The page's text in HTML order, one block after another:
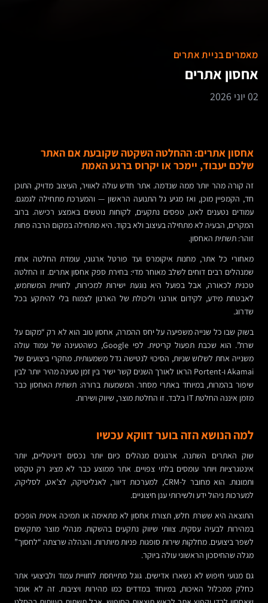
מאמרים בניית אתרים
אחסון אתרים
02 יוני 2026
אחסון אתרים: ההחלטה השקטה שקובעת אם האתר
שלכם יעבוד, יימכר או יקרוס ברגע האמת
זה קורה מהר יותר ממה שנדמה. אתר חדש עולה לאוויר, העיצוב מדויק, התוכן
חד, הקמפיין מוכן, ואז מגיע גל התנועה הראשון — והמערכת מתחילה לגמגם.
עמודים נטענים לאט, טפסים נתקעים, לקוחות נוטשים באמצע רכישה. ברוב
המקרים, הבעיה לא מתחילה בעיצוב ולא בקוד. היא מתחילה במקום הרבה פחות
זוהר: תשתית האחסון.
מאחורי כל אתר, מחנות איקומרס ועד פורטל ארגוני, עומדת החלטה אחת
שמנהלים רבים דוחים לשלב מאוחר מדי: בחירת ספק אחסון אתרים. זו החלטה
טכנית לכאורה, אבל בפועל היא נוגעת ישירות למכירות, לחוויית המשתמש,
לאבטחת מידע, לקידום אורגני וליכולת של הארגון לצמוח בלי להיתקע בכל
שדרוג.
בשוק שבו כל שנייה משפיעה על יחס ההמרה, אחסון טוב הוא לא רק “מקום על
שרת”. הוא שכבת תפעול קריטית. לפי Google, כשהטעינה של עמוד עולה
משנייה אחת לשלוש שניות, הסיכוי לנטישה גדל משמעותית. מחקרי ביצועים של
Akamai ו-Portent הראו לאורך השנים קשר ישיר בין זמן טעינה מהיר יותר לבין
שיפור בהמרות, במיוחד באתרי מסחר. המשמעות ברורה: תשתית האחסון כבר
מזמן איננה החלטת IT בלבד. זו החלטת מוצר, שיווק ושירות.
למה הנושא הזה בוער דווקא עכשיו
שוק האתרים השתנה. ארגונים מנהלים כיום יותר נכסים דיגיטליים, יותר
אינטגרציות ויותר עומסים בלתי צפויים. אתר ממוצע כבר לא מציג רק טקסט
ותמונות. הוא מחובר ל-CRM, למערכות דיוור, לאנליטיקה, לצ’אט, לסליקה,
למערכות ניהול ידע ולשירותי ענן חיצוניים.
התוצאה היא ששרת חלש, תצורת אחסון לא מתאימה או תמיכה איטית הופכים
במהירות לבעיה עסקית. צוותי שיווק נתקעים בהשקות. מנהלי מוצר מתקשים
לשפר ביצועים. מחלקות שירות סופגות פניות מיותרות. והנהלה שרצתה “לחסוך”
מגלה שהחיסכון הראשוני עולה ביוקר.
גם מנועי חיפוש לא נשארו אדישים. גוגל מתייחסת לחוויית עמוד ולביצועי אתר
כחלק ממכלול האיכות, במיוחד במדדים כמו מהירות ויציבות. זה לא אומר